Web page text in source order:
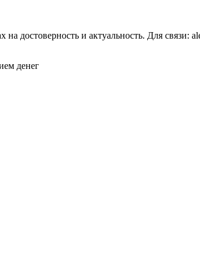
достоверность и актуальность. Для связи:
денег